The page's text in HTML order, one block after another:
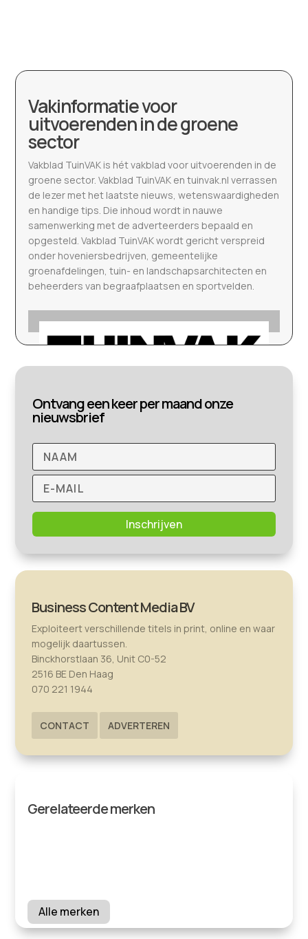
Vakinformatie voor
uitvoerenden in de groene
sector
Vakblad TuinVAK is hét vakblad voor uitvoerenden in de
groene sector. Vakblad TuinVAK en tuinvak.nl verrassen
de lezer met het laatste nieuws, wetenswaardigheden
en handige tips. Die inhoud wordt in nauwe
samenwerking met de adverteerders bepaald en
opgesteld. Vakblad TuinVAK wordt gericht verspreid
onder hoveniersbedrijven, gemeentelijke
groenafdelingen, tuin- en landschapsarchitecten en
beheerders van begraafplaatsen en sportvelden.
Ontvang een keer per maand onze
nieuwsbrief
Inschrijven
Business Content Media BV
Exploiteert verschillende titels in print, online en waar
mogelijk daartussen.
Binckhorstlaan 36, Unit C0-52
2516 BE Den Haag
070 221 1944
CONTACT ADVERTEREN
Gerelateerde merken
Alle merken